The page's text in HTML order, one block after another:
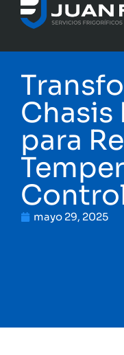
Chasis
para
mayo 29, 2025